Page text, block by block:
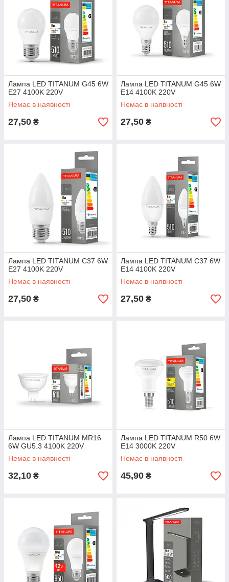
Лампа LED TITANUM G45 6W
E27 4100K 220V
Немає в наявності
27,50 ₴
Лампа LED TITANUM G45 6W
E14 4100K 220V
Немає в наявності
27,50 ₴
Лампа LED TITANUM C37 6W
E27 4100K 220V
Немає в наявності
27,50 ₴
Лампа LED TITANUM C37 6W
E14 4100K 220V
Немає в наявності
27,50 ₴
Лампа LED TITANUM MR16
6W GU5.3 4100K 220V
Немає в наявності
32,10 ₴
Лампа LED TITANUM R50 6W
E14 3000K 220V
Немає в наявності
45,90 ₴